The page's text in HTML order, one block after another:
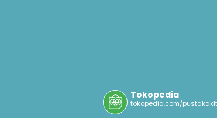
Tokopedia
tokopedia.com/